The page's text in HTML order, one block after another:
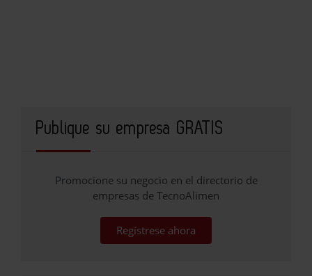
Publique su empresa GRATIS
Promocione su negocio en el directorio de
empresas de TecnoAlimen
Regístrese ahora